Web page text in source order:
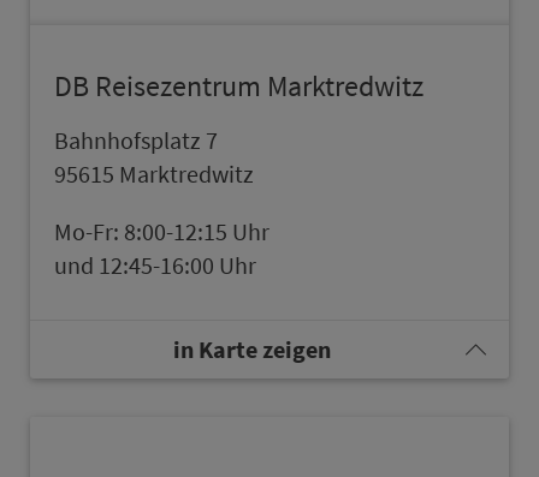
DB Reisezentrum Marktredwitz
Bahn­hofsplatz 7
95615 Marktredwitz
Mo-Fr: 8:00-12:15 Uhr
und 12:45-16:00 Uhr
in Karte zeigen